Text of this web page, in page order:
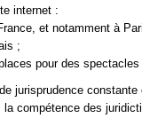
internet :
et notamment à
;
pour des
jurisprudence
la compétence des